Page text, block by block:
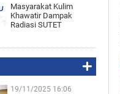
Masyarakat Kulim
Khawatir Dampak
Radiasi SUTET
19/11/2025 16:06